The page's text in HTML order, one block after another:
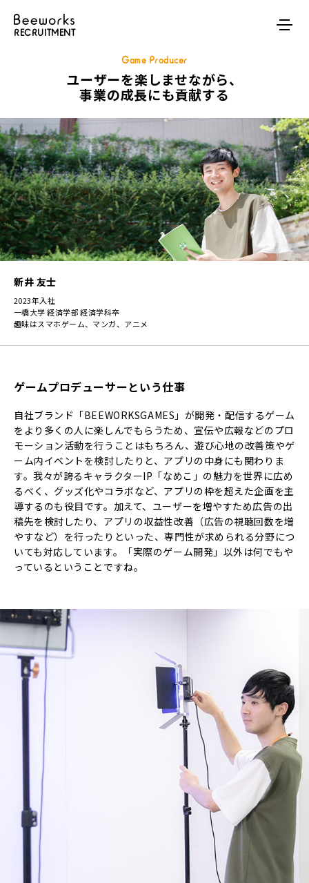
RECRUITMENT
Game Producer
ユーザーを楽しませながら、
事業の成長にも貢献する
新井 友士
2023年入社
一橋大学 経済学部 経済学科卒
趣味はスマホゲーム、マンガ、アニメ
ゲームプロデューサーという仕事
自社ブランド「BEEWORKSGAMES」が開発・配信するゲーム
をより多くの人に楽しんでもらうため、宣伝や広報などのプロ
モーション活動を行うことはもちろん、遊び心地の改善策やゲ
ーム内イベントを検討したりと、アプリの中身にも関わりま
す。我々が誇るキャラクターIP「なめこ」の魅力を世界に広め
るべく、グッズ化やコラボなど、アプリの枠を超えた企画を主
導するのも役目です。加えて、ユーザーを増やすため広告の出
稿先を検討したり、アプリの収益性改善（広告の視聴回数を増
やすなど）を行ったりといった、専門性が求められる分野につ
いても対応しています。「実際のゲーム開発」以外は何でもや
っているということですね。